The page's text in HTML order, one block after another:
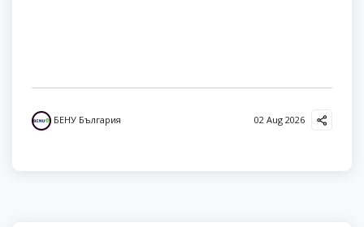
БЕНУ България 02 Aug 2026